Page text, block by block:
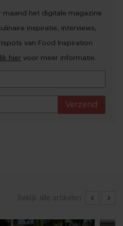
maand het digitale magazine
inspiratie, interviews,
van Food Inspiration
hier voor meer informatie.
Verzend
Bekijk alle artikelen